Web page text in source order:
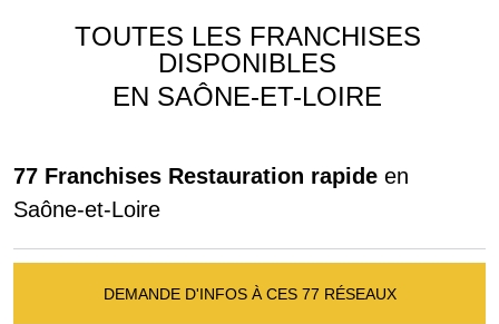
TOUTES LES FRANCHISES
DISPONIBLES
EN SAÔNE-ET-LOIRE
77 Franchises Restauration rapide en
Saône-et-Loire
DEMANDE D'INFOS À CES 77 RÉSEAUX